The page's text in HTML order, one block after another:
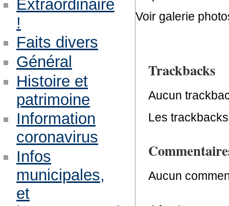
Voir galerie
Trackbacks
Aucun
Les
Aucun
Extraordinaire
!
Faits divers
Général
Histoire et
patrimoine
Information
coronavirus
Infos
municipales,
et